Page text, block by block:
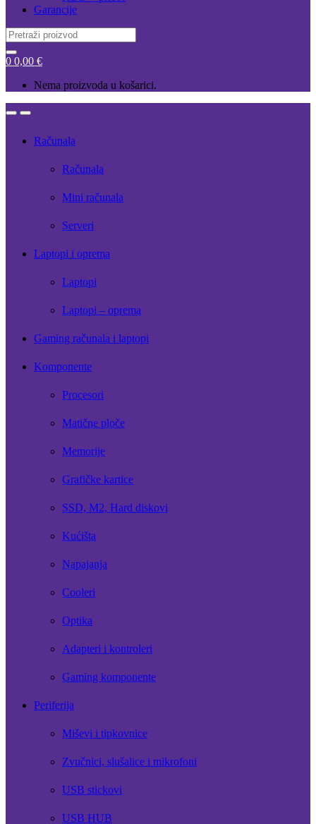
Garancije
Search
for:
0 0,00 €
Nema proizvoda u košarici.
OpenClose
Računala
Računala
Mini računala
Serveri
Laptopi i oprema
Laptopi
Laptopi – oprema
Gaming računala i laptopi
Komponente
Procesori
Matične ploče
Memorije
Grafičke kartice
SSD, M2, Hard diskovi
Kućišta
Napajanja
Cooleri
Optika
Adapteri i kontroleri
Gaming komponente
Periferija
Miševi i tipkovnice
Zvučnici, slušalice i mikrofoni
USB stickovi
USB HUB